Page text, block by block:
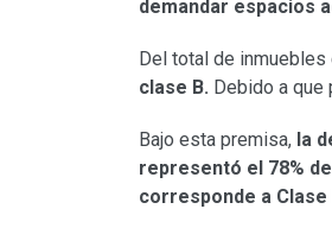
demandar espacios
Del total de inmuebles
clase B. Debido a
Bajo esta premisa, la
representó el 78%
corresponde a Clase